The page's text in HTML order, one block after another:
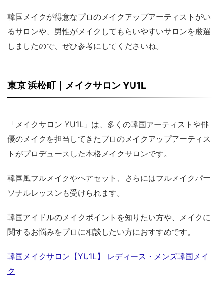
韓国メイクが得意なプロのメイクアップアーティストがい
るサロンや、男性がメイクしてもらいやすいサロンを厳選
しましたので、ぜひ参考にしてくださいね。
東京 浜松町｜メイクサロン YU1L
「メイクサロン YU1L」は、多くの韓国アーティストや俳
優のメイクを担当してきたプロのメイクアップアーティス
トがプロデュースした本格メイクサロンです。
韓国風フルメイクやヘアセット、さらにはフルメイクパー
ソナルレッスンも受けられます。
韓国アイドルのメイクポイントを知りたい方や、メイクに
関するお悩みをプロに相談したい方におすすめです。
韓国メイクサロン【YU1L】 レディース・メンズ韓国メイ
ク